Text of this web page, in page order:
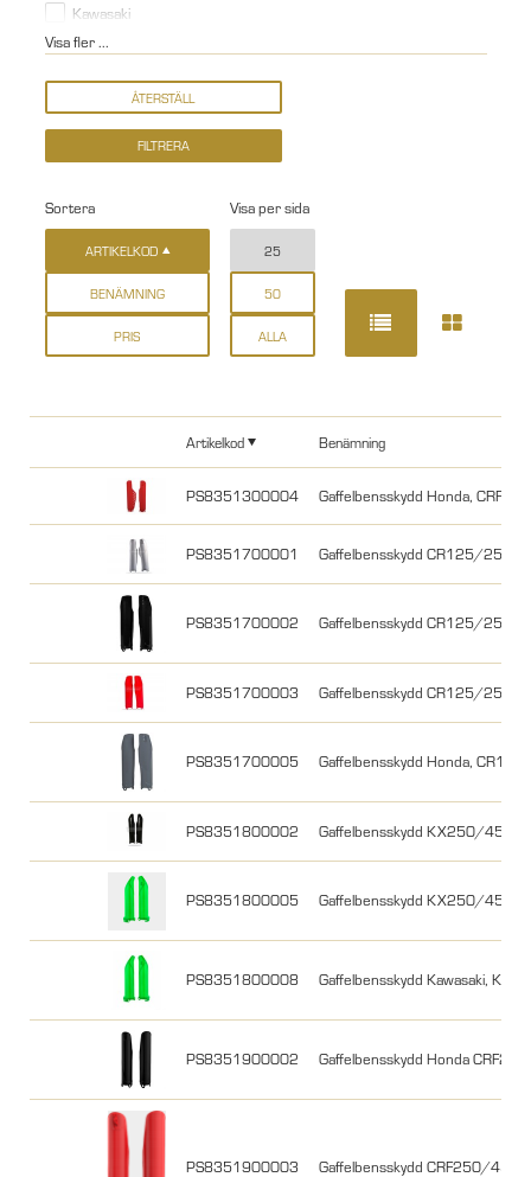
Kawasaki
Visa fler ...
Sortera
ARTIKELKOD
BENÄMNING
PRIS
Visa per sida
25
50
ALLA
Artikelkod Benämning
PS8351300004 Gaffelbensskydd Honda, CRF
PS8351700001 Gaffelbensskydd CR125/250
PS8351700002 Gaffelbensskydd CR125/250
PS8351700003 Gaffelbensskydd CR125/250
PS8351700005 Gaffelbensskydd Honda,
PS8351800002 Gaffelbensskydd KX250/450F
PS8351800005 Gaffelbensskydd KX250/450F
PS8351800008 Gaffelbensskydd Kawasaki,
PS8351900002 Gaffelbensskydd Honda
PS8351900003 Gaffelbensskydd CRF250/